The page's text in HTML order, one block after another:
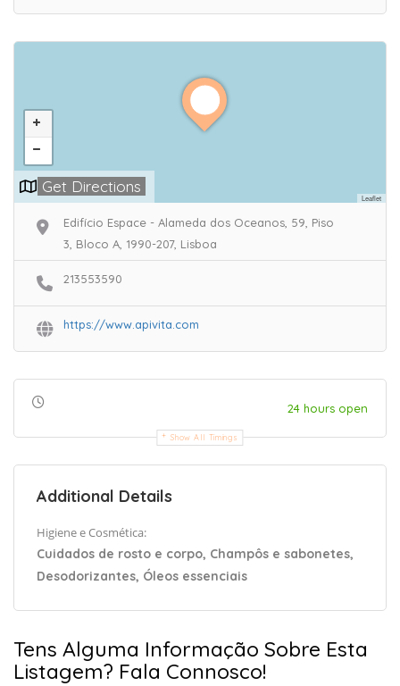
Leaflet
Get Directions
Edifício Espace - Alameda dos Oceanos, 59, Piso
3, Bloco A, 1990-207, Lisboa
213553590
https://www.apivita.com
24 hours open
Show All Timings
Additional Details
Higiene e Cosmética:
Cuidados de rosto e corpo, Champôs e sabonetes,
Desodorizantes, Óleos essenciais
Tens Alguma Informação Sobre Esta
Listagem? Fala Connosco!